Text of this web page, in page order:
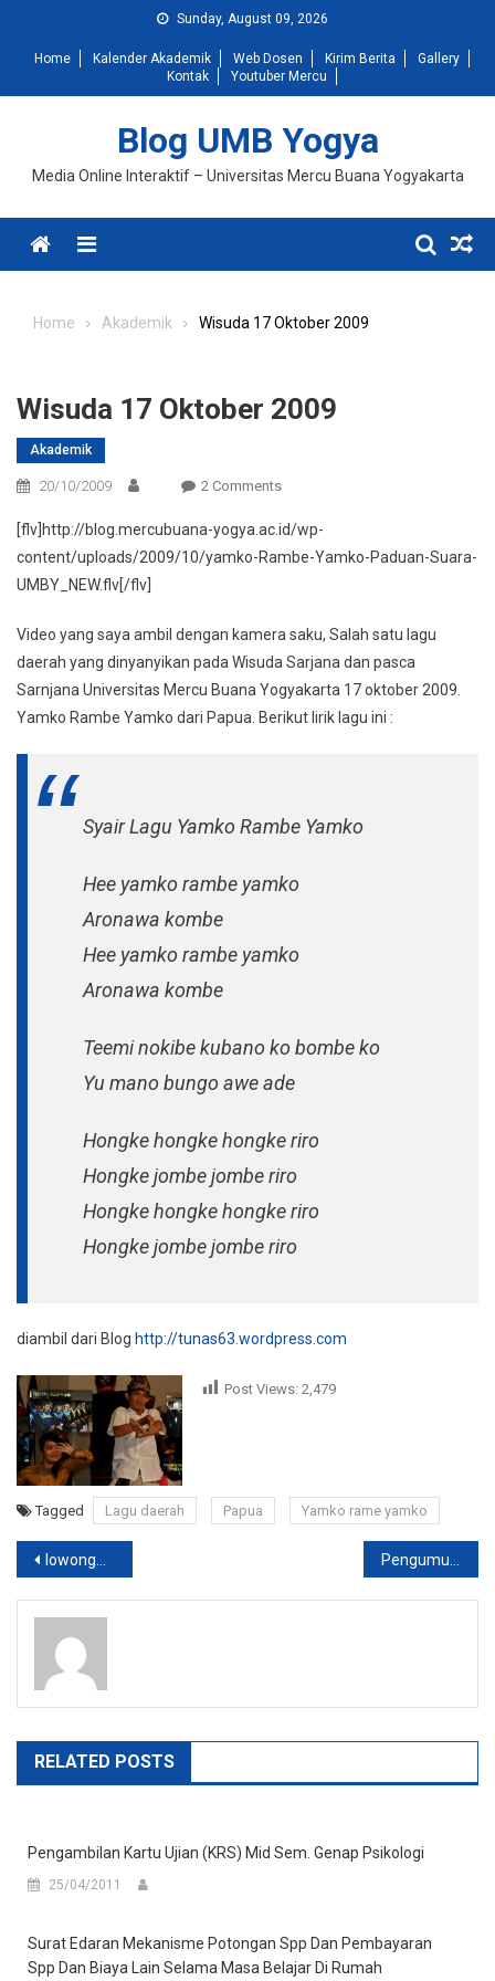
content
Sunday, August 09, 2026
Home Kalender Akademik Web Dosen Kirim Berita
Gallery
Kontak
Youtuber Mercu
Blog UMB Yogya
Media Online Interaktif – Universitas Mercu Buana Yogyakarta
Menu
Home Akademik Wisuda 17 Oktober 2009
Wisuda 17 Oktober 2009
Akademik
20/10/2009 2 CommentsOn
17
Oktober
[flv]http://blog.mercubuana-yogya.ac.id/wp-
content/uploads/2009/10/yamko-Rambe-Yamko-Paduan-Suara-
UMBY_NEW.flv[/flv]
Video yang saya ambil dengan kamera saku, Salah satu lagu
daerah yang dinyanyikan pada Wisuda Sarjana dan pasca
Sarnjana Universitas Mercu Buana Yogyakarta 17 oktober 2009.
Yamko Rambe Yamko dari Papua. Berikut lirik lagu ini :
Syair Lagu Yamko Rambe Yamko
Hee yamko rambe yamko
Aronawa kombe
Hee yamko rambe yamko
Aronawa kombe
Teemi nokibe kubano ko bombe ko
Yu mano bungo awe ade
Hongke hongke hongke riro
Hongke jombe jombe riro
Hongke hongke hongke riro
Hongke jombe jombe riro
diambil dari Blog http://tunas63.wordpress.com
Post Views: 2,479
Tagged Lagu daerah Papua Yamko rame yamko
Post
navigation
lowongan Pekerjaan Garuda Food Gresik
RELATED POSTS
Pengambilan Kartu Ujian (KRS) Mid Sem. Genap Psikologi
25/04/2011
Surat Edaran Mekanisme Potongan Spp Dan Pembayaran
Spp Dan Biaya Lain Selama Masa Belajar Di Rumah